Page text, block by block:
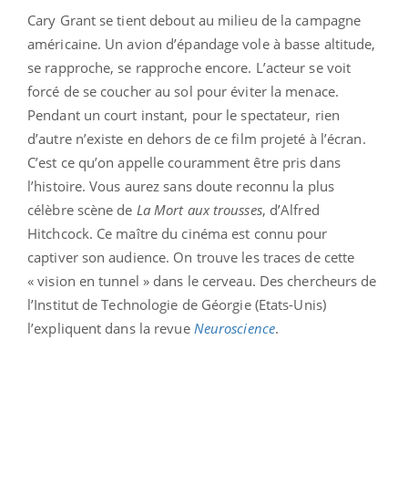
Cary Grant se tient debout au milieu de la campagne
américaine. Un avion d’épandage vole à basse altitude,
se rapproche, se rapproche encore. L’acteur se voit
forcé de se coucher au sol pour éviter la menace.
Pendant un court instant, pour le spectateur, rien
d’autre n’existe en dehors de ce film projeté à l’écran.
C’est ce qu’on appelle couramment être pris dans
l’histoire. Vous aurez sans doute reconnu la plus
célèbre scène de La Mort aux trousses, d’Alfred
Hitchcock. Ce maître du cinéma est connu pour
captiver son audience. On trouve les traces de cette
« vision en tunnel » dans le cerveau. Des chercheurs de
l’Institut de Technologie de Géorgie (Etats-Unis)
l’expliquent dans la revue Neuroscience.